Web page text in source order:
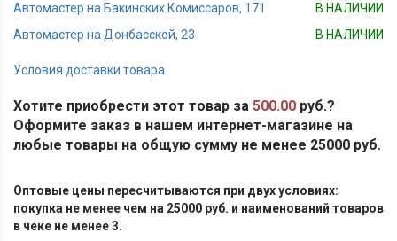
Автомастер на Бакинских Комиссаров, 171
В НАЛИЧИИ
Автомастер на Донбасской, 23
В НАЛИЧИИ
Условия доставки товара
Хотите приобрести этот товар за 500.00 руб.?
Оформите заказ в нашем интернет-магазине на
любые товары на общую сумму не менее 25000 руб.
Оптовые цены пересчитываются при двух условиях:
покупка не менее чем на 25000 руб. и наименований товаров
в чеке не менее 3.